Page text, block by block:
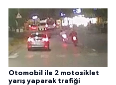
Otomobil ile 2 motosiklet
yarış yaparak trafiği